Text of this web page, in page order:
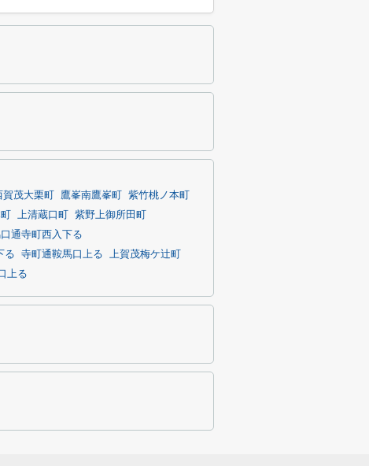
賀茂大栗町 鷹峯南鷹峯町
紫竹桃ノ本町
上清蔵口町
紫野上御所田町
通寺町西入下る
る 寺町通鞍馬口上る
上賀茂梅ケ辻町
上る